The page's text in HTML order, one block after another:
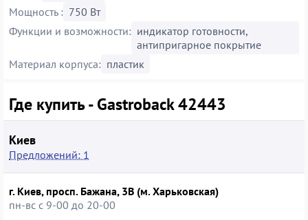
Мощность : 750 Вт
Функции и возможности: индикатор готовности,
антипригарное покрытие
Материал корпуса: пластик
Где купить - Gastroback 42443
Киев
Предложений: 1
г. Киев, просп. Бажана, 3В (м. Харьковская)
пн-вс с 9-00 до 20-00